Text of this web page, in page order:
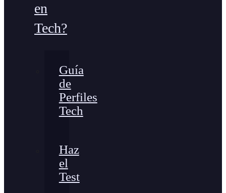
en
Tech?
Guía
de
Perfiles
Tech
Haz
el
Test